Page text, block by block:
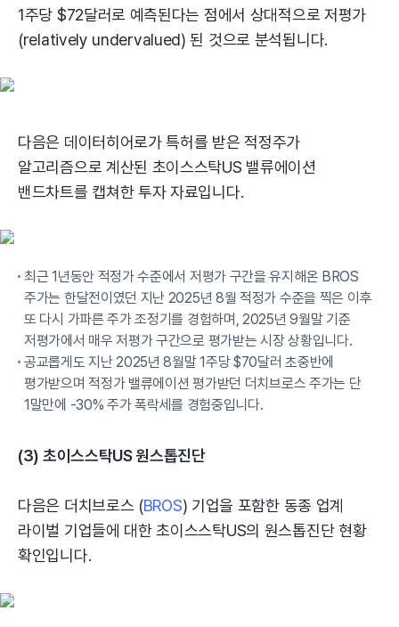
1주당 $72달러로 예측된다는 점에서 상대적으로 저평가
(relatively undervalued) 된 것으로 분석됩니다.
다음은 데이터히어로가 특허를 받은 적정주가
알고리즘으로 계산된 초이스스탁US 밸류에이션
밴드차트를 캡쳐한 투자 자료입니다.
최근 1년동안 적정가 수준에서 저평가 구간을 유지해온 BROS
주가는 한달전이였던 지난 2025년 8월 적정가 수준을 찍은 이후
또 다시 가파른 주가 조정기를 경험하며, 2025년 9월말 기준
저평가에서 매우 저평가 구간으로 평가받는 시장 상황입니다.
공교롭게도 지난 2025년 8월말 1주당 $70달러 초중반에
평가받으며 적정가 밸류에이션 평가받던 더치브로스 주가는 단
1말만에 -30% 주가 폭락세를 경험중입니다.
(3) 초이스스탁US 원스톱진단
다음은 더치브로스 (BROS) 기업을 포함한 동종 업계
라이벌 기업들에 대한 초이스스탁US의 원스톱진단 현황
확인입니다.